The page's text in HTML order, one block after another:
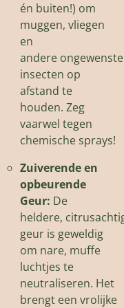
én buiten!) om
muggen, vliegen
en
andere ongewenste
insecten op
afstand te
houden. Zeg
vaarwel tegen
chemische sprays!
Zuiverende en
opbeurende
Geur: De
heldere,
geur is geweldig
om nare, muffe
luchtjes te
neutraliseren. Het
brengt een vrolijke